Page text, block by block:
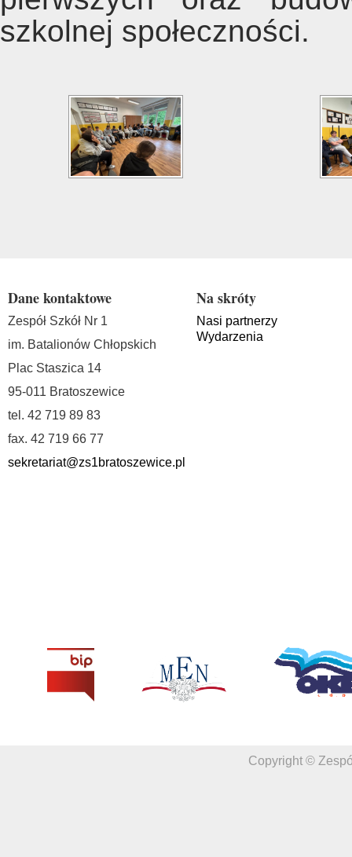
szkolnej społeczności.
Dane kontaktowe
Zespół Szkół Nr 1
im. Batalionów Chłopskich
Plac Staszica 14
95-011 Bratoszewice
tel. 42 719 89 83
fax. 42 719 66 77
sekretariat@zs1bratoszewice.pl
Na skróty
Nasi partnerzy
Wydarzenia
Copyright ©